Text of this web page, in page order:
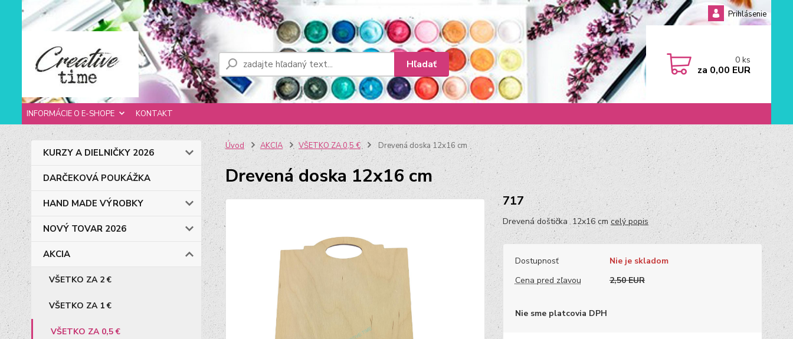
INFORMÁCIE O E-SHOPE KONTAKT
Prihlásenie
Hľadať 0ks
za 0,00 EUR
KURZY A DIELNIČKY 2026
DARČEKOVÁ POUKÁŽKA
HAND MADE VÝROBKY
NOVÝ TOVAR 2026
AKCIA
VŠETKO ZA 2 €
VŠETKO ZA 1 €
VŠETKO ZA 0,5 €
Úvod AKCIA VŠETKO ZA 0,5 € Drevená doska 12x16 cm
Drevená doska 12x16 cm
717
Drevená doštička 12x16 cm celý popis
Dostupnosť
Nie je skladom
Cena pred zľavou
2,50 EUR
Nie sme platcovia DPH